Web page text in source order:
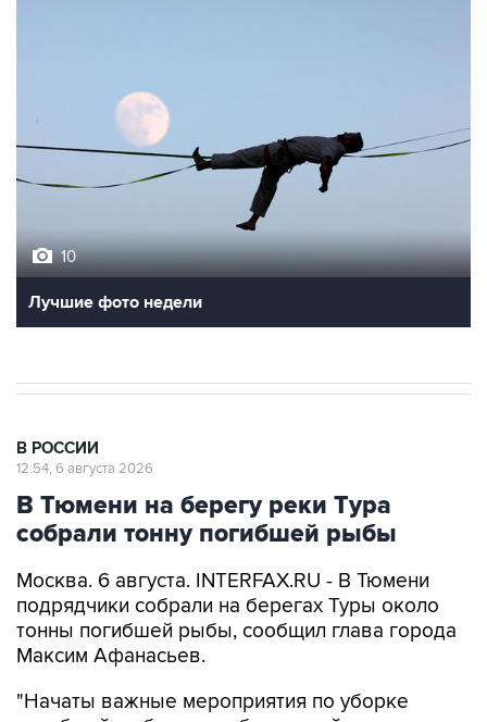
10
Лучшие фото недели
В РОССИИ
12:54, 6 августа 2026
В Тюмени на берегу реки Тура
собрали тонну погибшей рыбы
Москва. 6 августа. INTERFAX.RU - В Тюмени
подрядчики собрали на берегах Туры около
тонны погибшей рыбы, сообщил глава города
Максим Афанасьев.
"Начаты важные мероприятия по уборке